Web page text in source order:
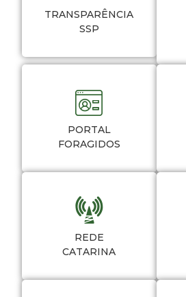
TRANSPARÊNCIA
SSP
PORTAL
FORAGIDOS
REDE
CATARINA